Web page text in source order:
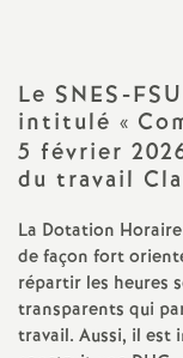
Le SNES-FSU
intitulé «
5 février
du travail
La Dotation
de façon fort
répartir les heures
transparents qui
travail. Aussi, il est